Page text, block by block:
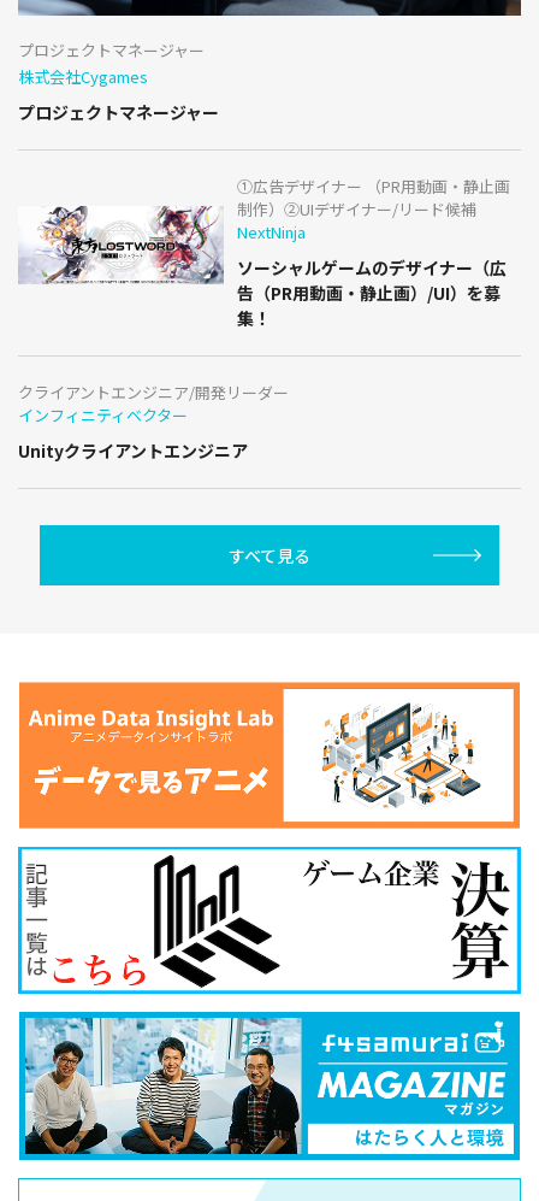
プロジェクトマネージャー
株式会社Cygames
プロジェクトマネージャー
①広告デザイナー （PR用動画・静止画
制作）②UIデザイナー/リード候補
NextNinja
ソーシャルゲームのデザイナー（広
告（PR用動画・静止画）/UI）を募
集！
クライアントエンジニア/開発リーダー
インフィニティベクター
Unityクライアントエンジニア
すべて見る